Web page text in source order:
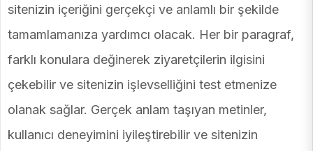
sitenizin içeriğini gerçekçi ve anlamlı bir şekilde
tamamlamanıza yardımcı olacak. Her bir paragraf,
farklı konulara değinerek ziyaretçilerin ilgisini
çekebilir ve sitenizin işlevselliğini test etmenize
olanak sağlar. Gerçek anlam taşıyan metinler,
kullanıcı deneyimini iyileştirebilir ve sitenizin